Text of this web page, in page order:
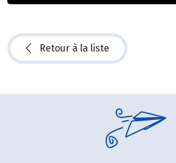
Retour à la liste